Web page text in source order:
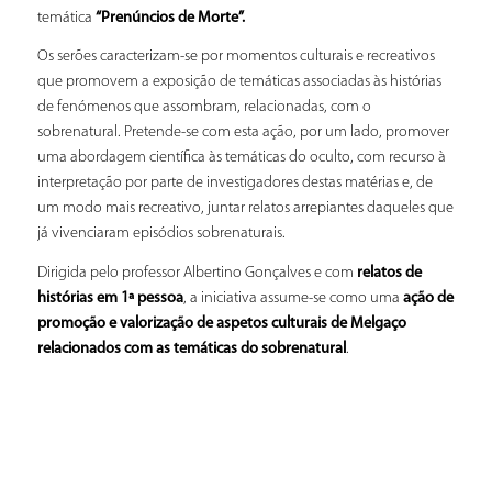
temática “Prenúncios de Morte”.
Os serões caracterizam-se por momentos culturais e recreativos
que promovem a exposição de temáticas associadas às histórias
de fenómenos que assombram, relacionadas, com o
sobrenatural. Pretende-se com esta ação, por um lado, promover
uma abordagem científica às temáticas do oculto, com recurso à
interpretação por parte de investigadores destas matérias e, de
um modo mais recreativo, juntar relatos arrepiantes daqueles que
já vivenciaram episódios sobrenaturais.
Dirigida pelo professor Albertino Gonçalves e com relatos de
histórias em 1ª pessoa, a iniciativa assume-se como uma ação de
promoção e valorização de aspetos culturais de Melgaço
relacionados com as temáticas do sobrenatural .